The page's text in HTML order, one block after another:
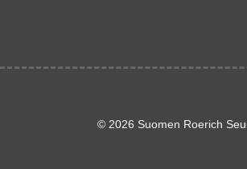
© 2026 Suomen Roerich